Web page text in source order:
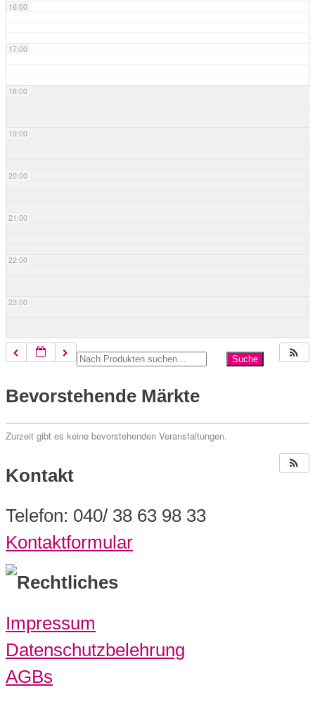
16:00
17:00
18:00
19:00
20:00
21:00
22:00
23:00
Bevorstehende Märkte
Zurzeit gibt es keine bevorstehenden Veranstaltungen.
Kontakt
Telefon: 040/ 38 63 98 33
Kontaktformular
Rechtliches
Impressum
Datenschutzbelehrung
AGBs